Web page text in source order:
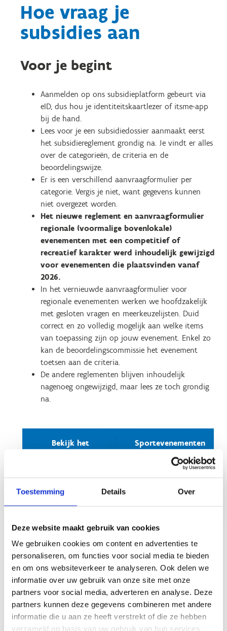
Toestemming Details Over
Deze website maakt gebruik van cookies
We gebruiken cookies om content en advertenties te
personaliseren, om functies voor social media te bieden
en om ons websiteverkeer te analyseren. Ook delen we
informatie over uw gebruik van onze site met onze
partners voor social media, adverteren en analyse. Deze
partners kunnen deze gegevens combineren met andere
informatie die u aan ze heeft verstrekt of die ze hebben
verzameld op basis van uw gebruik van hun services.
Hoe vraag je
subsidies aan
Voor je begint
Aanmelden op ons subsidieplatform gebeurt via
eID, dus hou je identiteitskaartlezer of itsme-app
bij de hand.
Lees voor je een subsidiedossier aanmaakt eerst
het subsidiereglement grondig na. Je vindt er alles
over de categorieën, de criteria en de
beoordelingswijze.
Er is een verschillend aanvraagformulier per
categorie. Vergis je niet, want gegevens kunnen
niet overgezet worden.
Het nieuwe reglement en aanvraagformulier
regionale (voormalige bovenlokale)
evenementen met een competitief of
recreatief karakter werd inhoudelijk gewijzigd
voor evenementen die plaatsvinden vanaf
2026.
In het vernieuwde aanvraagformulier voor
regionale evenementen werken we hoofdzakelijk
met gesloten vragen en meerkeuzelijsten. Duid
correct en zo volledig mogelijk aan welke items
van toepassing zijn op jouw evenement. Enkel zo
kan de beoordelingscommissie het evenement
toetsen aan de criteria.
De andere reglementen blijven inhoudelijk
nagenoeg ongewijzigd, maar lees ze toch grondig
na.
Bekijk het
Sportevenementen
die niet in
aanmerking
komen voor
subsidiëring
Hoe dien je een aanvraag in?
Je dient je subsidieaanvraag in via onsonline
subsidieplatform
met Itsme of e-ID.
Het opslaan van een dossier gebeurt automatisch
bij het doorklikken naar een volgende pagina.